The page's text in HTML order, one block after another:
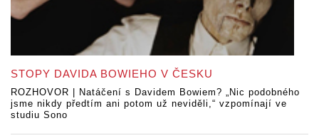
STOPY DAVIDA BOWIEHO V ČESKU
ROZHOVOR | Natáčení s Davidem Bowiem? „Nic podobného
jsme nikdy předtím ani potom už neviděli,“ vzpomínají ve
studiu Sono